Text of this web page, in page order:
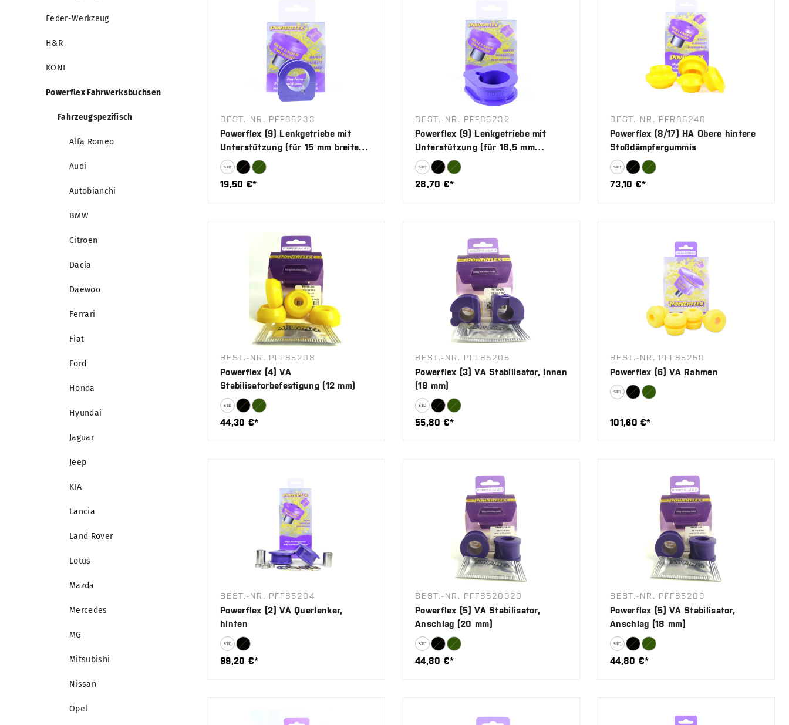
Feder-Werkzeug
H&R
KONI
Powerflex Fahrwerksbuchsen
Fahrzeugspezifisch
Alfa Romeo
Audi
Autobianchi
BMW
Citroen
Dacia
Daewoo
Ferrari
Fiat
Ford
Honda
Hyundai
Jaguar
Jeep
KIA
Lancia
Land Rover
Lotus
Mazda
Mercedes
MG
Mitsubishi
Nissan
Opel
BEST.-NR. PFF85233
Powerflex (9) Lenkgetriebe mit
Unterstützung (für 15 mm breiten
Halter)
19,50 €*
BEST.-NR. PFF85232
Powerflex (9) Lenkgetriebe mit
Unterstützung (für 18,5 mm
breiten Halter)
28,70 €*
BEST.-NR. PFR85240
Powerflex (8/17) HA Obere hintere
Stoßdämpfergummis
73,10 €*
BEST.-NR. PFF85208
Powerflex (4) VA
Stabilisatorbefestigung (12 mm)
44,30 €*
BEST.-NR. PFF85205
Powerflex (3) VA Stabilisator, innen
(18 mm)
55,80 €*
BEST.-NR. PFF85250
Powerflex (6) VA Rahmen
101,60 €*
BEST.-NR. PFF85204
Powerflex (2) VA Querlenker,
hinten
99,20 €*
BEST.-NR. PFF8520920
Powerflex (5) VA Stabilisator,
Anschlag (20 mm)
44,80 €*
BEST.-NR. PFF85209
Powerflex (5) VA Stabilisator,
Anschlag (18 mm)
44,80 €*